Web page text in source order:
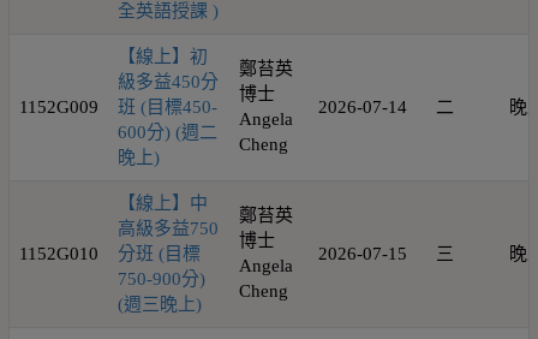
全英語授課 )
1152G009
【線上】初
級多益450分
班 (目標450-
600分) (週二
晚上)
鄭苔英
博士
Angela
Cheng
2026-07-14 二 晚
1152G010
【線上】中
高級多益750
分班 (目標
750-900分)
(週三晚上)
鄭苔英
博士
Angela
Cheng
2026-07-15 三 晚